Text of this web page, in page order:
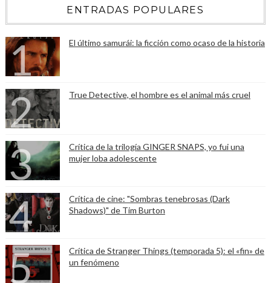
ENTRADAS POPULARES
El último samurái: la ficción como ocaso de la historia
True Detective, el hombre es el animal más cruel
Crítica de la trilogía GINGER SNAPS, yo fui una
mujer loba adolescente
Crítica de cine: "Sombras tenebrosas (Dark
Shadows)" de Tim Burton
Crítica de Stranger Things (temporada 5): el «fin» de
un fenómeno